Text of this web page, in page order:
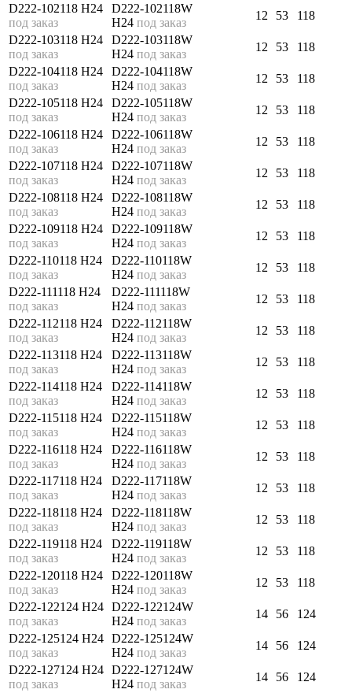
D222-102118 H24
под заказ
D222-102118W
H24 под заказ
12 53
118
D222-103118 H24
под заказ
D222-103118W
H24 под заказ
12 53
118
D222-104118 H24
под заказ
D222-104118W
H24 под заказ
12 53
118
D222-105118 H24
под заказ
D222-105118W
H24 под заказ
12 53
118
D222-106118 H24
под заказ
D222-106118W
H24 под заказ
12 53
118
D222-107118 H24
под заказ
D222-107118W
H24 под заказ
12 53
118
D222-108118 H24
под заказ
D222-108118W
H24 под заказ
12 53
118
D222-109118 H24
под заказ
D222-109118W
H24 под заказ
12 53
118
D222-110118 H24
под заказ
D222-110118W
H24 под заказ
12 53
118
D222-111118 H24
под заказ
D222-111118W
H24 под заказ
12 53
118
D222-112118 H24
под заказ
D222-112118W
H24 под заказ
12 53
118
D222-113118 H24
под заказ
D222-113118W
H24 под заказ
12 53
118
D222-114118 H24
под заказ
D222-114118W
H24 под заказ
12 53
118
D222-115118 H24
под заказ
D222-115118W
H24 под заказ
12 53
118
D222-116118 H24
под заказ
D222-116118W
H24 под заказ
12 53
118
D222-117118 H24
под заказ
D222-117118W
H24 под заказ
12 53
118
D222-118118 H24
под заказ
D222-118118W
H24 под заказ
12 53
118
D222-119118 H24
под заказ
D222-119118W
H24 под заказ
12 53
118
D222-120118 H24
под заказ
D222-120118W
H24 под заказ
12 53
118
D222-122124 H24
под заказ
D222-122124W
H24 под заказ
14 56
124
D222-125124 H24
под заказ
D222-125124W
H24 под заказ
14 56
124
D222-127124 H24
под заказ
D222-127124W
H24 под заказ
14 56
124